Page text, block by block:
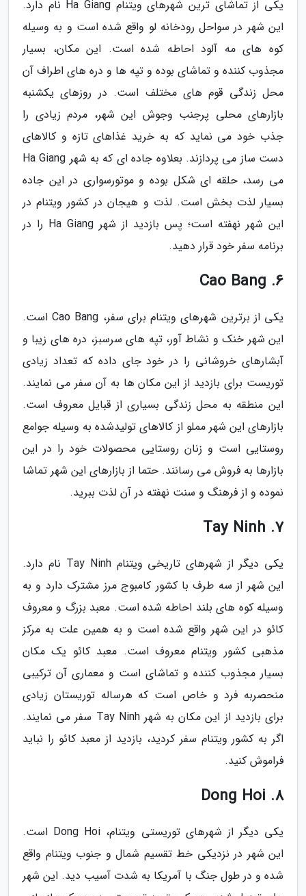
یکی از تماشای ترین شهرهای ویتنام Ha Giang نام دارد.
این شهر در سواحل رودخانه لو واقع شده است و به وسیله
کوه های مه آلود احاطه شده است. این مکان، بسیار
مجذوب کننده و تماشای بوده و تپه ها و دره های اطراف آن
محل زندگی قوم های مختلف است. در روزهای یکشنبه
بازارهای محلی پرجنب وجوش این شهر، مردم زیادی را
جذب خود می نماید که به خرید غذاهای تازه و کالاهای
دست ساز می پردازند. بعلاوه جاده ای که به شهر Ha Giang
می رسد، حلقه ای شکل بوده و موتورسواری در این جاده
بسیار لذت بخش است. لذت و هیجان در کشور ویتنام در
این شهر نهفته است؛ پس بازدید از شهر Ha Giang را در
برنامه سفر خود قرار دهید.
6. Cao Bang
یکی از برترین شهرهای ویتنام برای سفر، Cao Bang است.
این شهر خنک و نشاط آور، تپه های سرسبز، دره های زیبا و
آبشارهای خروشانی را در خود جای داده که تعداد زیادی
توریست برای بازدید از این مکان ها به آن سفر می نمایند.
این منطقه به محل زندگی بسیاری از قبایل معروف است.
بازارهای این شهر مملو از کالاهای تولیدشده به وسیله جوامع
روستایی است و زنان روستایی محصولات خود را در این
بازارها به فروش می رسانند. حتما از بازارهای این شهر تماشا
نموده و از فرهنگ و سنت نهفته در آن لذت ببرید.
7. Tay Ninh
یکی دیگر از شهرهای تاریخی ویتنام Tay Ninh نام دارد.
این شهر از سه طرف با کشور کامبوج مرز مشترک دارد و به
وسیله کوه های بلند احاطه شده است. معبد بزرگ و معروف
کائو در این شهر واقع شده است و به همین علت به مرکز
مذهبی کشور ویتنام معروف است. معبد کائو یک مکان
بسیار مجذوب کننده و تماشای است و معماری آن ترکیبی
منحصربه فرد و خاص است که هرساله توریستان زیادی
برای بازدید از این مکان به شهر Tay Ninh سفر می نمایند.
اگر به کشور ویتنام سفر کردید، بازدید از معبد کائو را نباید
فراموش کنید.
8. Dong Hoi
یکی دیگر از شهرهای توریستی ویتنام، Dong Hoi است.
این شهر در نزدیکی خط تقسیم شمال و جنوب ویتنام واقع
شده و در طول جنگ با آمریکا به شدت آسیب دید. این شهر